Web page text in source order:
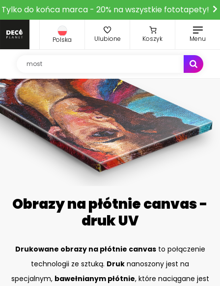
Tylko do końca marca - 20% na wszystkie fototapety!
Polska Ulubione Koszyk Menu
Obrazy na płótnie canvas -
druk UV
Drukowane obrazy na płótnie canvasto połączenie
technologii ze sztuką. Druk nanoszony jest na
specjalnym, bawełnianym płótnie, które naciągane jest